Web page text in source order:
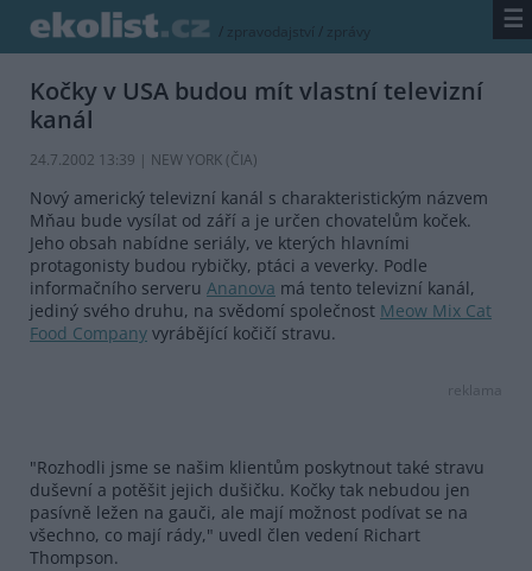
/ zpravodajství / zprávy ☰
Kočky v USA budou mít vlastní televizní
kanál
24.7.2002 13:39 | NEW YORK (ČIA)
Nový americký televizní kanál s charakteristickým názvem
Mňau bude vysílat od září a je určen chovatelům koček.
Jeho obsah nabídne seriály, ve kterých hlavními
protagonisty budou rybičky, ptáci a veverky. Podle
informačního serveru Ananova má tento televizní kanál,
jediný svého druhu, na svědomí společnost Meow Mix Cat
Food Company vyrábějící kočičí stravu.
reklama
"Rozhodli jsme se našim klientům poskytnout také stravu
duševní a potěšit jejich dušičku. Kočky tak nebudou jen
pasívně ležen na gauči, ale mají možnost podívat se na
všechno, co mají rády," uvedl člen vedení Richart
Thompson.